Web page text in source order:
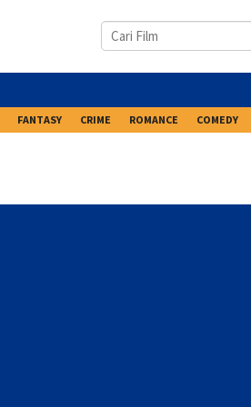
FANTASY CRIME ROMANCE COMEDY